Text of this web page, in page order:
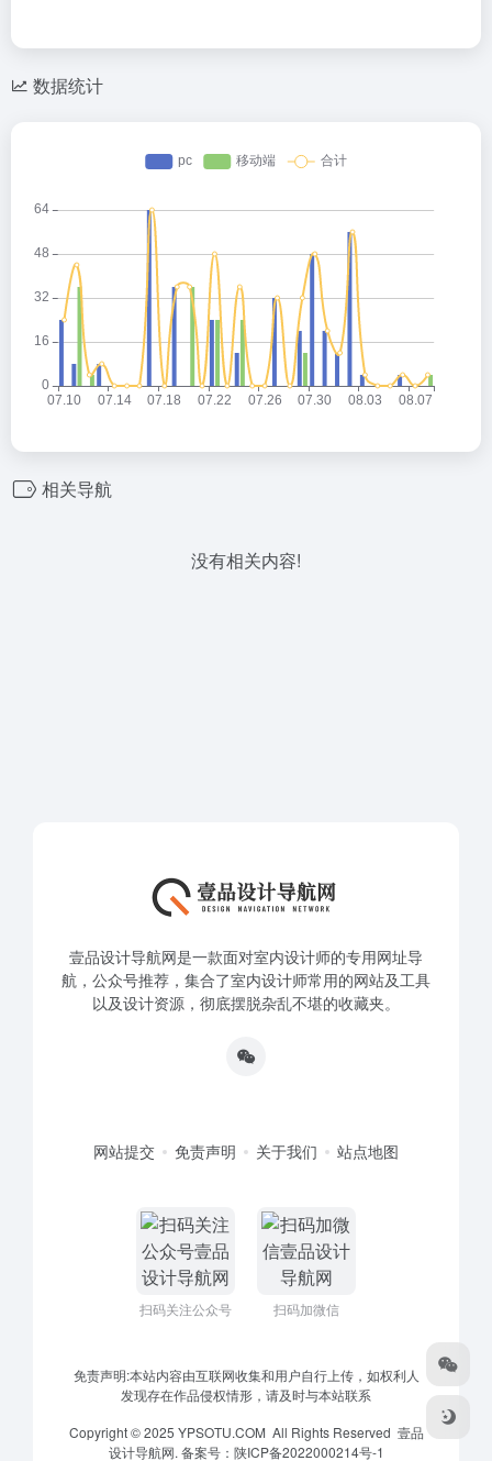
数据统计
相关导航
没有相关内容!
壹品设计导航网是一款面对室内设计师的专用网址导
航，公众号推荐，集合了室内设计师常用的网站及工具
以及设计资源，彻底摆脱杂乱不堪的收藏夹。
网站提交 免责声明 关于我们 站点地图
扫码关注公众号 扫码加微信
免责声明:本站内容由互联网收集和用户自行上传，如权利人
发现存在作品侵权情形，请及时与本站联系
Copyright © 2025 YPSOTU.COM All Rights Reserved 壹品
设计导航网. 备案号： 陕ICP备2022000214号-1